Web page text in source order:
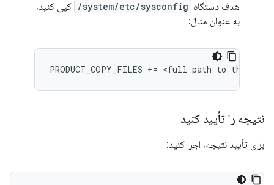
هدف دستگاه system/etc/sysconfig/
کپی کنید،
به عنوان مثال:
PRODUCT_COPY_FILES += <full path to
نتیجه را تأیید کنید
برای تأیید نتیجه، اجرا کنید: